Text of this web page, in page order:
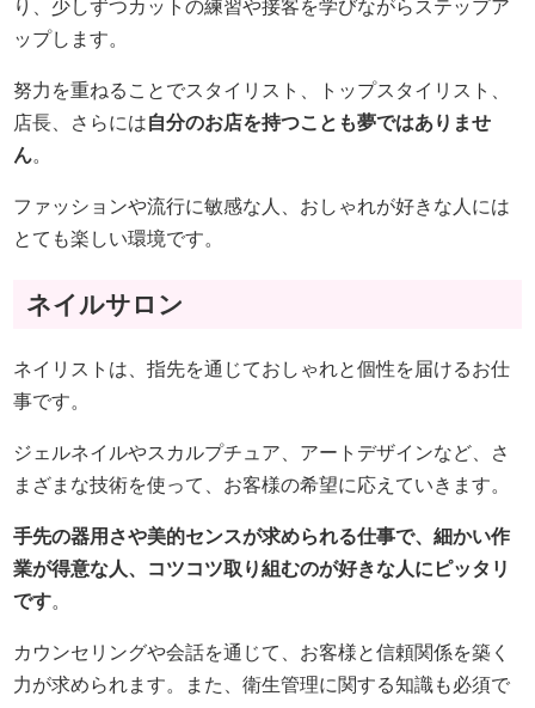
り、少しずつカットの練習や接客を学びながらステップア
ップします。
努力を重ねることでスタイリスト、トップスタイリスト、
店長、さらには自分のお店を持つことも夢ではありませ
ん。
ファッションや流行に敏感な人、おしゃれが好きな人には
とても楽しい環境です。
ネイルサロン
ネイリストは、指先を通じておしゃれと個性を届けるお仕
事です。
ジェルネイルやスカルプチュア、アートデザインなど、さ
まざまな技術を使って、お客様の希望に応えていきます。
手先の器用さや美的センスが求められる仕事で、細かい作
業が得意な人、コツコツ取り組むのが好きな人にピッタリ
です。
カウンセリングや会話を通じて、お客様と信頼関係を築く
力が求められます。また、衛生管理に関する知識も必須で